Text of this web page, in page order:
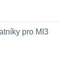
pro MI3